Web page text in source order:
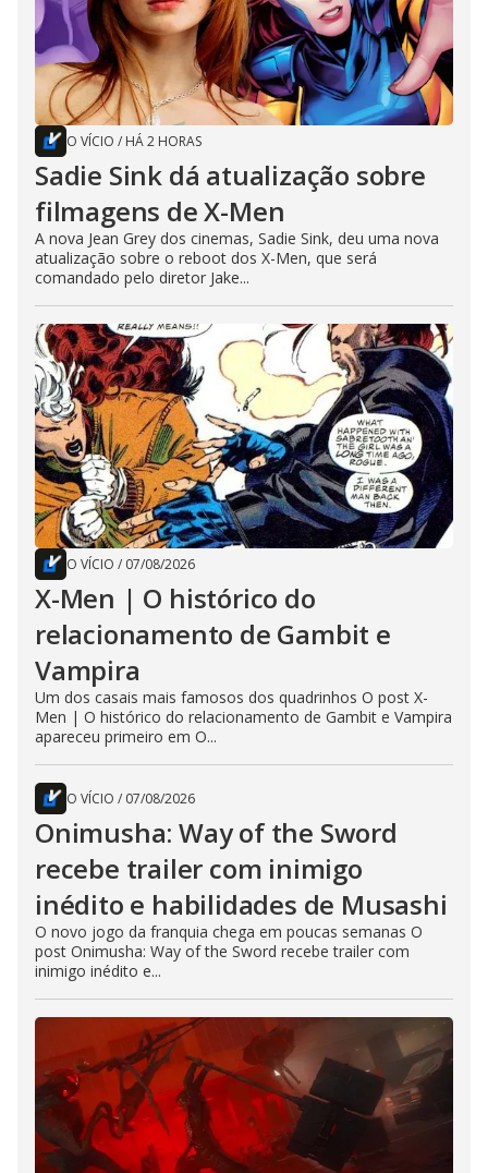
O VÍCIO / HÁ 2 HORAS
Sadie Sink dá atualização sobre
filmagens de X-Men
A nova Jean Grey dos cinemas, Sadie Sink, deu uma nova
atualização sobre o reboot dos X-Men, que será
comandado pelo diretor Jake...
O VÍCIO / 07/08/2026
X-Men | O histórico do
relacionamento de Gambit e
Vampira
Um dos casais mais famosos dos quadrinhos O post X-
Men | O histórico do relacionamento de Gambit e Vampira
apareceu primeiro em O...
O VÍCIO / 07/08/2026
Onimusha: Way of the Sword
recebe trailer com inimigo
inédito e habilidades de Musashi
O novo jogo da franquia chega em poucas semanas O
post Onimusha: Way of the Sword recebe trailer com
inimigo inédito e...